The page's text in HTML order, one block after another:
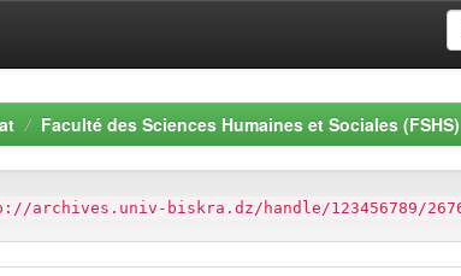
Faculté des Sciences Humaines et Sociales (FSHS)
archives.univ-biskra.dz/handle/123456789/